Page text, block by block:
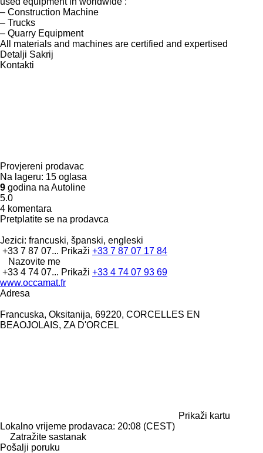
– Construction Machine
– Trucks
– Quarry Equipment
All materials and machines are certified and expertised
Detalji Sakrij
Kontakti
Provjereni prodavac
Na lageru: 15 oglasa
9 godina na Autoline
5.0
4 komentara
Pretplatite se na prodavca
Jezici: francuski, španski, engleski
+33 7 87 07... Prikaži +33 7 87 07 17 84
Nazovite me
+33 4 74 07... Prikaži +33 4 74 07 93 69
www.occamat.fr
Adresa
Francuska, Oksitanija, 69220, CORCELLES EN
BEAOJOLAIS, ZA D'ORCEL
Prikaži kartu
Lokalno vrijeme prodavaca: 20:08 (CEST)
Zatražite sastanak
Pošalji poruku